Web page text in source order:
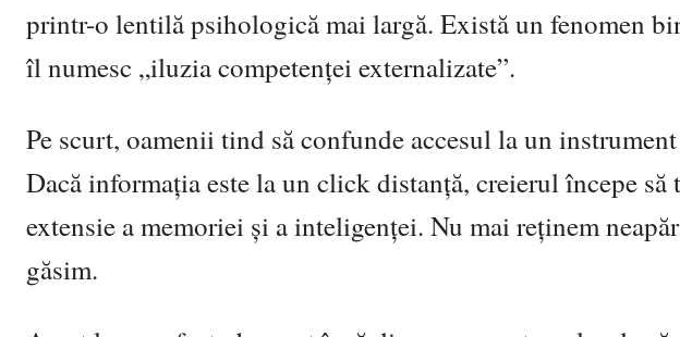
printr-o lentilă psihologică mai largă. Există un fenomen
îl numesc „iluzia competenței externalizate”.
Pe scurt, oamenii tind să confunde accesul la un
Dacă informația este la un click distanță, creierul începe să
extensie a memoriei și a inteligenței. Nu mai reținem
găsim.